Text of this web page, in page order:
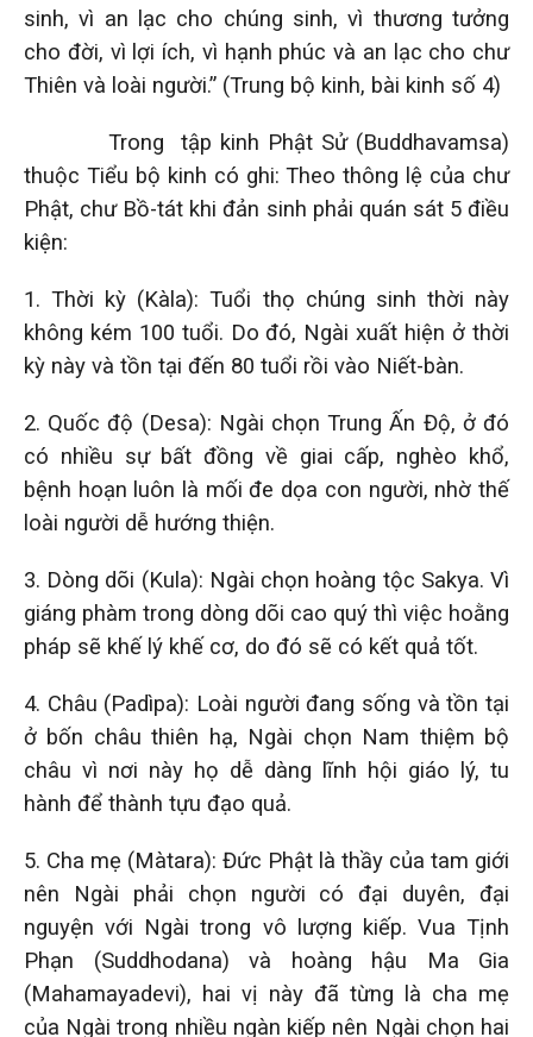
sinh, vì an lạc cho chúng sinh, vì thương tưởng
cho đời, vì lợi ích, vì hạnh phúc và an lạc cho chư
Thiên và loài người.” (Trung bộ kinh, bài kinh số 4)
Trong tập kinh Phật Sử (Buddhavamsa)
thuộc Tiểu bộ kinh có ghi: Theo thông lệ của chư
Phật, chư Bồ-tát khi đản sinh phải quán sát 5 điều
kiện:
1. Thời kỳ (Kàla): Tuổi thọ chúng sinh thời này
không kém 100 tuổi. Do đó, Ngài xuất hiện ở thời
kỳ này và tồn tại đến 80 tuổi rồi vào Niết-bàn.
2. Quốc độ (Desa): Ngài chọn Trung Ấn Độ, ở đó
có nhiều sự bất đồng về giai cấp, nghèo khổ,
bệnh hoạn luôn là mối đe dọa con người, nhờ thế
loài người dễ hướng thiện.
3. Dòng dõi (Kula): Ngài chọn hoàng tộc Sakya. Vì
giáng phàm trong dòng dõi cao quý thì việc hoằng
pháp sẽ khế lý khế cơ, do đó sẽ có kết quả tốt.
4. Châu (Padìpa): Loài người đang sống và tồn tại
ở bốn châu thiên hạ, Ngài chọn Nam thiệm bộ
châu vì nơi này họ dễ dàng lĩnh hội giáo lý, tu
hành để thành tựu đạo quả.
5. Cha mẹ (Màtara): Đức Phật là thầy của tam giới
nên Ngài phải chọn người có đại duyên, đại
nguyện với Ngài trong vô lượng kiếp. Vua Tịnh
Phạn (Suddhodana) và hoàng hậu Ma Gia
(Mahamayadevi), hai vị này đã từng là cha mẹ
của Ngài trong nhiều ngàn kiếp nên Ngài chọn hai